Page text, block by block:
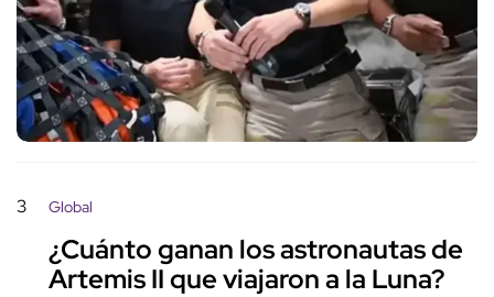
3 Global
¿Cuánto ganan los astronautas de
Artemis II que viajaron a la Luna?